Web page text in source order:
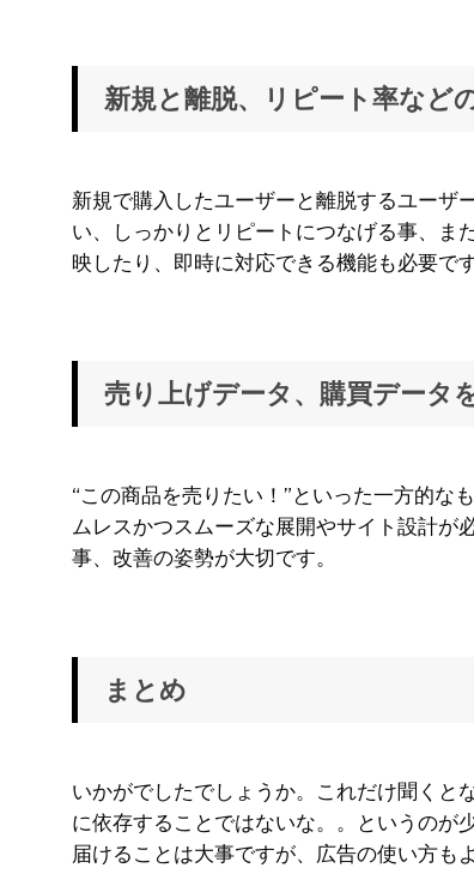
新規と離脱、リピート率など
新規で購入したユーザーと離脱するユーザ
い、しっかりとリピートにつなげる事、ま
映したり、即時に対応できる機能も必要です
売り上げデータ、購買データ
“この商品を売りたい！”といった一方的な
ムレスかつスムーズな展開やサイト設計が
事、改善の姿勢が大切です。
まとめ
いかがでしたでしょうか。これだけ聞くと
に依存することではないな。。というのが
届けることは大事ですが、広告の使い方も